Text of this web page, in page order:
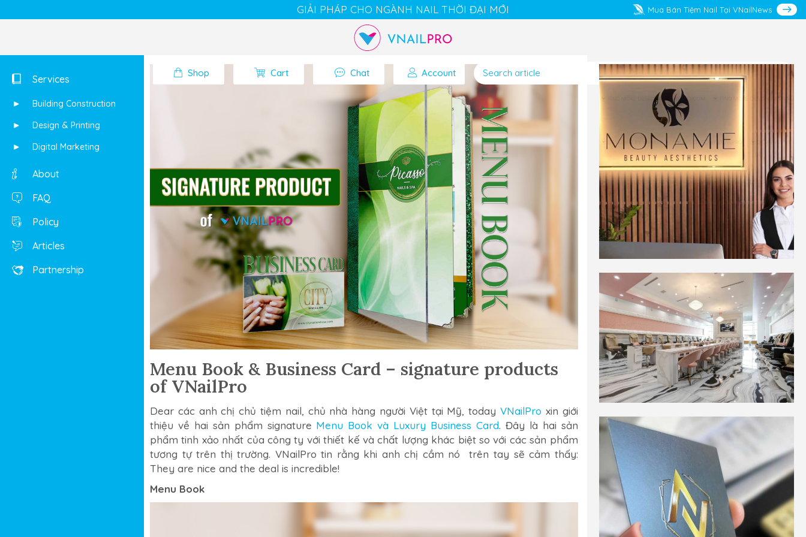
GIẢI PHÁP CHO NGÀNH NAIL THỜI ĐẠI MỚI Mua Bán Tiệm Nail Tại VNailNews
Shop Cart Chat Account
Services
Building Construction
Design & Printing
Digital Marketing
About
FAQ
Policy
Articles
Partnership
Menu Book & Business Card – signature products
of VNailPro
Dear các anh chị chủ tiệm nail, chủ nhà hàng người Việt tại Mỹ, today VNailPro xin giới
thiệu về hai sản phẩm signature Menu Book và Luxury Business Card. Đây là hai sản
phẩm tinh xảo nhất của công ty với thiết kế và chất lượng khác biệt so với các sản phẩm
tương tự trên thị trường. VNailPro tin rằng khi anh chị cầm nó trên tay sẽ cảm thấy:
They are nice and the deal is incredible!
Menu Book